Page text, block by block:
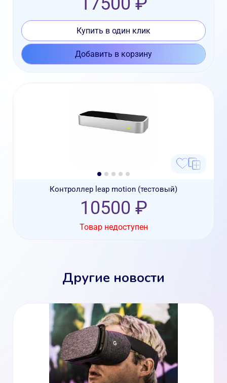
Купить в один клик
Добавить в корзину
Контроллер leap motion (тестовый)
10500 ₽
Товар недоступен
Другие новости